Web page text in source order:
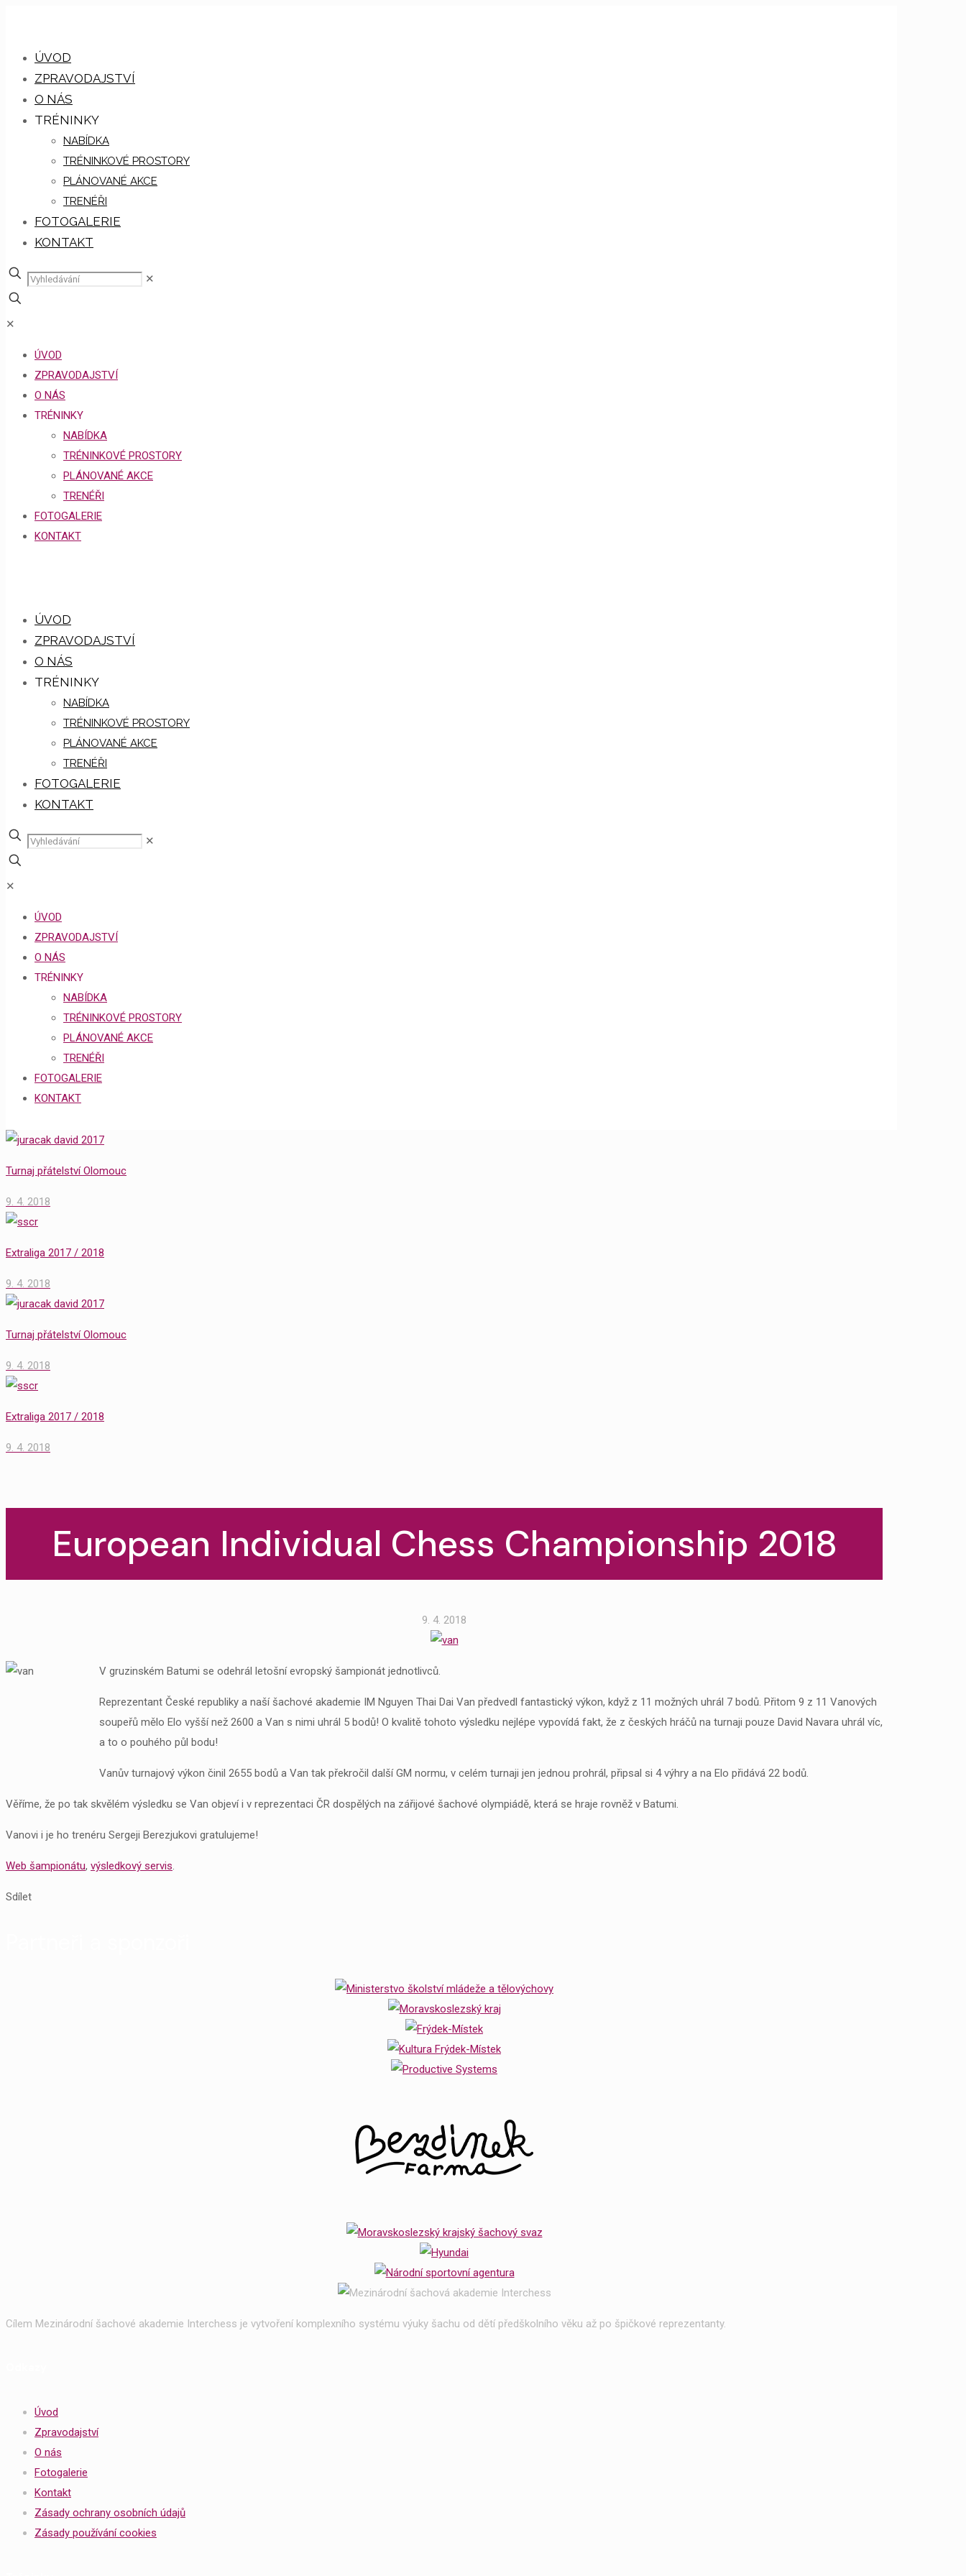
ÚVOD
ZPRAVODAJSTVÍ
O NÁS
TRÉNINKY
NABÍDKA
TRÉNINKOVÉ PROSTORY
PLÁNOVANÉ AKCE
TRENÉŘI
FOTOGALERIE
KONTAKT
✕
✕
ÚVOD
ZPRAVODAJSTVÍ
O NÁS
TRÉNINKY
NABÍDKA
TRÉNINKOVÉ PROSTORY
PLÁNOVANÉ AKCE
TRENÉŘI
FOTOGALERIE
KONTAKT
ÚVOD
ZPRAVODAJSTVÍ
O NÁS
TRÉNINKY
NABÍDKA
TRÉNINKOVÉ PROSTORY
PLÁNOVANÉ AKCE
TRENÉŘI
FOTOGALERIE
KONTAKT
✕
✕
ÚVOD
ZPRAVODAJSTVÍ
O NÁS
TRÉNINKY
NABÍDKA
TRÉNINKOVÉ PROSTORY
PLÁNOVANÉ AKCE
TRENÉŘI
FOTOGALERIE
KONTAKT
Turnaj přátelství Olomouc
9. 4. 2018
Extraliga 2017 / 2018
9. 4. 2018
Turnaj přátelství Olomouc
9. 4. 2018
Extraliga 2017 / 2018
9. 4. 2018
European Individual Chess Championship 2018
9. 4. 2018
V gruzinském Batumi se odehrál letošní evropský šampionát jednotlivců.
Reprezentant České republiky a naší šachové akademie IM Nguyen Thai Dai Van předvedl fantastický výkon, když z 11 možných uhrál 7 bodů. Přitom 9 z 11 Vanových
soupeřů mělo Elo vyšší než 2600 a Van s nimi uhrál 5 bodů! O kvalitě tohoto výsledku nejlépe vypovídá fakt, že z českých hráčů na turnaji pouze David Navara uhrál víc,
a to o pouhého půl bodu!
Vanův turnajový výkon činil 2655 bodů a Van tak překročil další GM normu, v celém turnaji jen jednou prohrál, připsal si 4 výhry a na Elo přidává 22 bodů.
Věříme, že po tak skvělém výsledku se Van objeví i v reprezentaci ČR dospělých na zářijové šachové olympiádě, která se hraje rovněž v Batumi.
Vanovi i je ho trenéru Sergeji Berezjukovi gratulujeme!
Web šampionátu, výsledkový servis
Sdílet
Cílem Mezinárodní šachové akademie Interchess je vytvoření komplexního systému výuky šachu od dětí předškolního věku až po špičkové reprezentanty.
Úvod
Zpravodajství
O nás
Fotogalerie
Kontakt
Zásady ochrany osobních údajů
Zásady používání cookies